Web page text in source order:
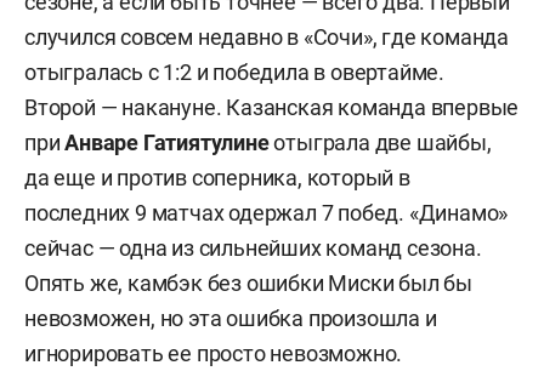
случился совсем недавно в «Сочи», где команда
отыгралась с 1:2 и победила в овертайме.
Второй — накануне. Казанская команда впервые
приАнваре Гатиятулинеотыграла две шайбы,
да еще и против соперника, который в
последних 9 матчах одержал 7 побед. «Динамо»
сейчас — одна из сильнейших команд сезона.
Опять же, камбэк без ошибки Миски был бы
невозможен, но эта ошибка произошла и
игнорировать ее просто невозможно.